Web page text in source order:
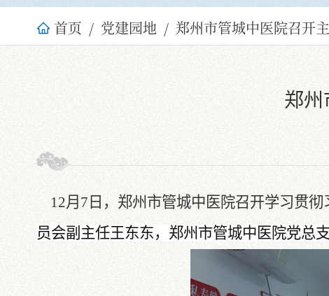
首页 党建园地 郑州市管城中医院召开
郑州
12月7日，郑州市管城中医院召开学习贯
员会副主任王东东，郑州市管城中医院党总